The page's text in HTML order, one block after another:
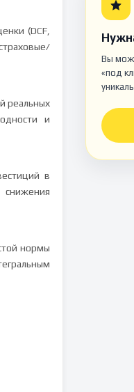
(DCF,
реальных
и
в
нормы
Вы
«под